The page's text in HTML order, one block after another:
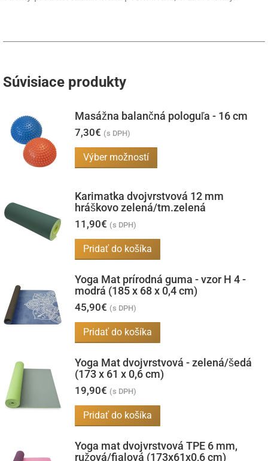
Súvisiace produkty
Masážna balančná pologuľa - 16 cm
7,30€ (s DPH)
Výber možností
produkt
viacero
Možnosti
si
môžete
vybrať
stránke
produktu.
Karimatka dvojvrstvová 12 mm
hráškovo zelená/tm.zelená
11,90€ (s DPH)
Pridať do košíka
Yoga Mat prírodná guma - vzor H 4 -
modrá (185 x 68 x 0,4 cm)
45,90€ (s DPH)
Pridať do košíka
Yoga Mat dvojvrstvová - zelená/šedá
(173 x 61 x 0,6 cm)
19,90€ (s DPH)
Pridať do košíka
Yoga mat dvojvrstvová TPE 6 mm,
ružová/fialová (173x61x0,6 cm)